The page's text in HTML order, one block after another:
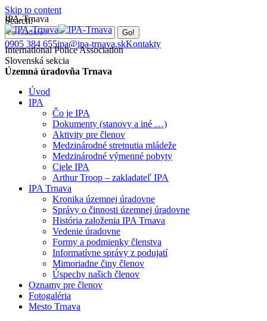
Skip to content
Search:
0905 384 655ipa@ipa-trnava.skKontakty
IPA-Trnava
International Police Association
Slovenská sekcia
Územná úradovňa Trnava
Úvod
IPA
Čo je IPA
Dokumenty (stanovy a iné …)
Aktivity pre členov
Medzinárodné stretnutia mládeže
Medzinárodné výmenné pobyty
Ciele IPA
Arthur Troop – zakladateľ IPA
IPA Trnava
Kronika územnej úradovne
Správy o činnosti územnej úradovne
História založenia IPA Trnava
Vedenie úradovne
Formy a podmienky členstva
Informatívne správy z podujatí
Mimoriadne činy členov
Úspechy našich členov
Oznamy pre členov
Fotogaléria
Mesto Trnava